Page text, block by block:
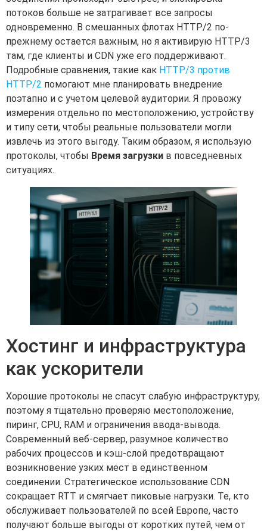
потоков больше не затрагивает все запросы
одновременно. В смешанных флотах HTTP/2 по-
прежнему остается важным, но я активирую HTTP/3
там, где клиенты и CDN уже его поддерживают.
Подробные сравнения, такие как HTTP/3 против
HTTP/2 помогают мне планировать внедрение
поэтапно и с учетом целевой аудитории. Я провожу
измерения отдельно по местоположению, устройству
и типу сети, чтобы реальные пользователи могли
извлечь из этого выгоду. Таким образом, я использую
протоколы, чтобы Время загрузки в повседневных
ситуациях.
Хостинг и инфраструктура
как ускорители
Хорошие протоколы не спасут слабую инфраструктуру,
поэтому я тщательно проверяю местоположение,
пиринг, CPU, RAM и ограничения ввода-вывода.
Современный веб-сервер, разумное количество
рабочих процессов и кэш-слой предотвращают
возникновение узких мест в единственном
соединении. Стратегическое использование CDN
сокращает RTT и смягчает пиковые нагрузки. Те, кто
обслуживает пользователей по всей Европе, часто
получают больше выгоды от коротких путей, чем от